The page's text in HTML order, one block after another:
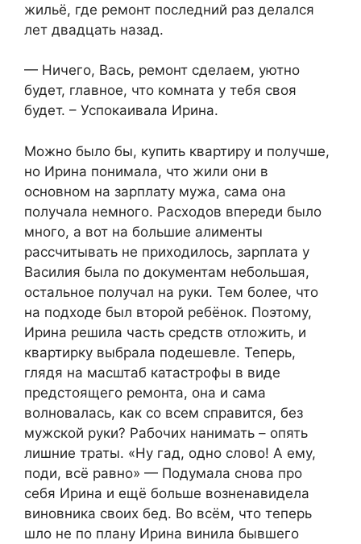
жильё, где ремонт последний раз делался
лет двадцать назад.
— Ничего, Вась, ремонт сделаем, уютно
будет, главное, что комната у тебя своя
будет. – Успокаивала Ирина.
Можно было бы, купить квартиру и получше,
но Ирина понимала, что жили они в
основном на зарплату мужа, сама она
получала немного. Расходов впереди было
много, а вот на большие алименты
рассчитывать не приходилось, зарплата у
Василия была по документам небольшая,
остальное получал на руки. Тем более, что
на подходе был второй ребёнок. Поэтому,
Ирина решила часть средств отложить, и
квартирку выбрала подешевле. Теперь,
глядя на масштаб катастрофы в виде
предстоящего ремонта, она и сама
волновалась, как со всем справится, без
мужской руки? Рабочих нанимать – опять
лишние траты. «Ну гад, одно слово! А ему,
поди, всё равно» — Подумала снова про
себя Ирина и ещё больше возненавидела
виновника своих бед. Во всём, что теперь
шло не по плану Ирина винила бывшего